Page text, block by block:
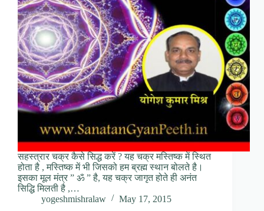
सहस्त्रार चक्र कैसे सिद्ध करें ? यह चक्र मस्तिष्क में स्थित
होता है , मस्तिष्क में भी जिसको हम ब्रह्म स्थान बोलते है।
इसका मूल मंत्र ” ॐ ” है, यह चक्र जागृत होते ही अनंत
सिद्धि मिलती है ,…
yogeshmishralaw
May 17, 2015